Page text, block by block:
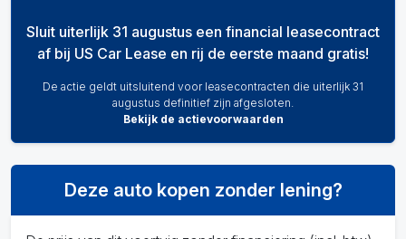
Sluit uiterlijk 31 augustus een financial leasecontract
af bij US Car Lease en rij de eerste maand gratis!
De actie geldt uitsluitend voor leasecontracten die uiterlijk 31
augustus definitief zijn afgesloten.
Bekijk de actievoorwaarden
Deze auto kopen zonder lening?